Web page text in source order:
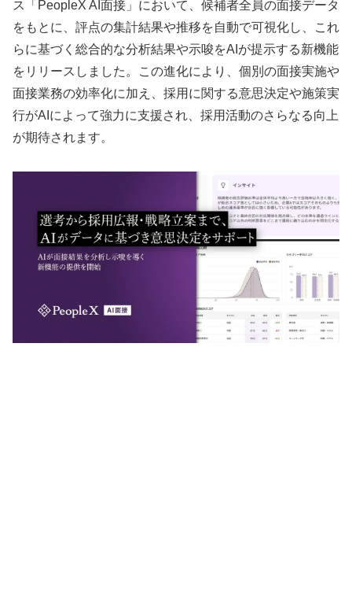
ス「PeopleX AI面接」において、候補者全員の面接データ
をもとに、評点の集計結果や推移を自動で可視化し、これ
らに基づく総合的な分析結果や示唆をAIが提示する新機能
をリリースしました。この進化により、個別の面接実施や
面接業務の効率化に加え、採用に関する意思決定や施策実
行がAIによって強力に支援され、採用活動のさらなる向上
が期待されます。